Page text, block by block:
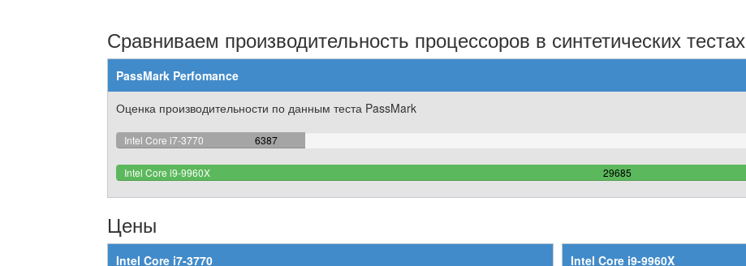
Сравниваем производительность процессоров в синтетических тестах
PassMark Perfomance
Оценка производительности по данным теста PassMark
Intel Core i7-3770 6387
21.515917129864%
Intel Core i9-9960X
29685
100%
Цены
Intel Core i7-3770 Intel Core i9-9960X